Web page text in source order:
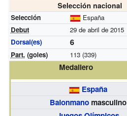
Selección nacional
Selección
España
Debut
29 de abril de 2015
Dorsal(es)
6
Part. (goles) 113 (339)
Medallero
España
Balonmanomasculino